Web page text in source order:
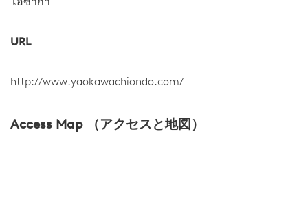
โอซาก้า
URL
http://www.yaokawachiondo.com/
Access Map （アクセスと地図）